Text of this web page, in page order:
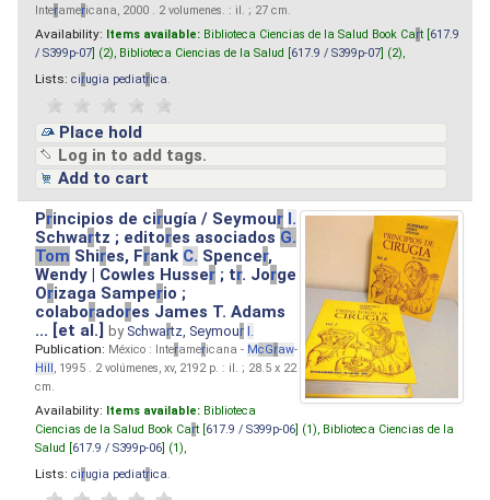
Interamericana, 2000 . 2 volumenes. : il. ; 27 cm.
Availability: Items available: Biblioteca Ciencias de la Salud Book Cart [ 617.9
/ S399p-07 ] (2), Biblioteca Ciencias de la Salud [ 617.9 / S399p-07 ] (2),
Lists: cirugia pediatrica
Place hold
Log in to add tags.
Add to cart
Principios de cirugía / Seymour I.
Schwartz ; editores asociados G.
Tom Shires, Frank C. Spencer,
Wendy | Cowles Husser ; tr. Jorge
Orizaga Samperio ;
colaboradores James T. Adams
... [et al.]by Schwartz, Seymour I.
Publication: México : Interamericana - McGraw-
Hill, 1995 . 2 volúmenes, xv, 2192 p. : il. ; 28.5 x 22
cm.
Availability: Items available: Biblioteca
Ciencias de la Salud Book Cart [ 617.9 / S399p-06 ] (1), Biblioteca Ciencias de la
Salud [ 617.9 / S399p-06 ] (1),
Lists: cirugia pediatrica